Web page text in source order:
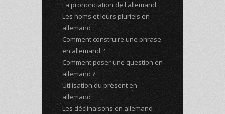
La prononciation de l'allemand
Les noms et leurs pluriels en
allemand
Comment construire une phrase
en allemand ?
Comment poser une question en
allemand ?
Utilisation du présent en
allemand
Les déclinaisons en allemand